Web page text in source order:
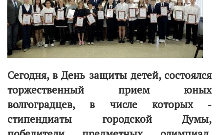
Сегодня, в День защиты детей, состоялся
торжественный прием юных
волгоградцев, в числе которых -
стипендиаты городской Думы,